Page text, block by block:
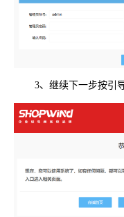
3、继续下一步按引